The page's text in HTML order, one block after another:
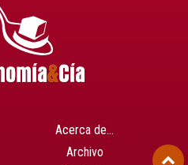
Acerca de…
Archivo